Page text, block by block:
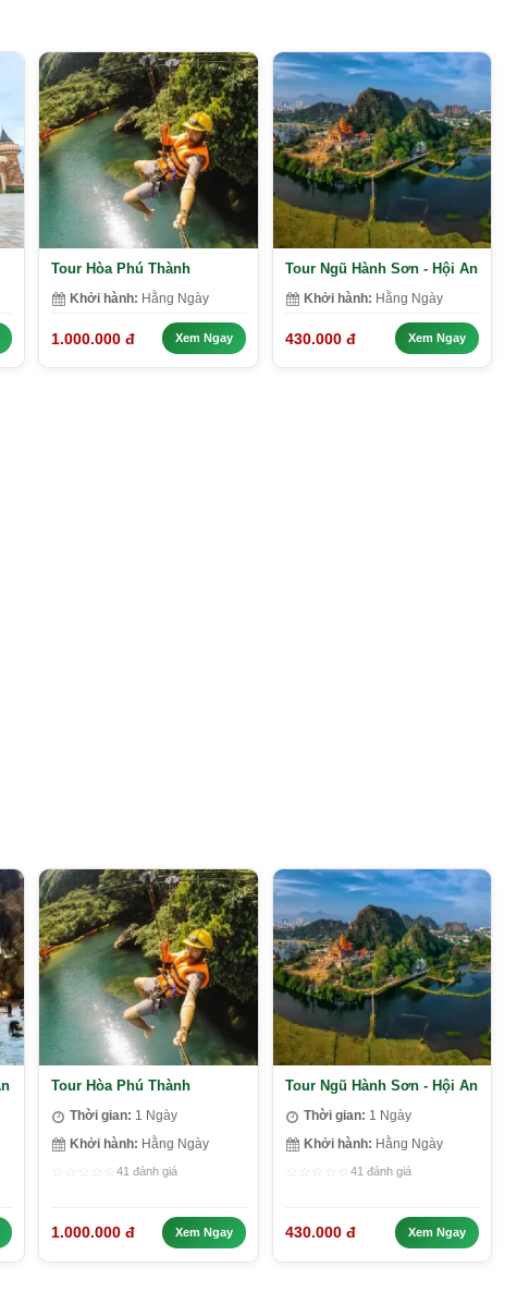
Tour Hòa Phú Thành
Khởi hành: Hằng Ngày
1.000.000 đ Xem Ngay
Tour Ngũ Hành Sơn - Hội An
Khởi hành: Hằng Ngày
430.000 đ Xem Ngay
Tour Hòa Phú Thành
Thời gian: 1 Ngày
Khởi hành: Hằng Ngày
41 đánh giá
1.000.000 đ Xem Ngay
Tour Ngũ Hành Sơn - Hội An
Thời gian: 1 Ngày
Khởi hành: Hằng Ngày
41 đánh giá
430.000 đ Xem Ngay